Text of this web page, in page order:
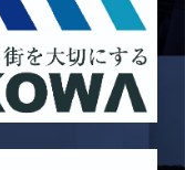
輝紀